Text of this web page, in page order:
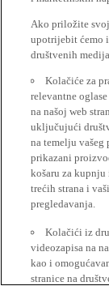
Ako priložite svoj
upotrijebit ćemo
društvenih
Kolačiće za
relevantne
na našoj web
uključujući
na temelju vašeg
prikazani
košaru za
trećih strana i
pregledavanja.
Kolačići iz
videozapisa na
kao i
stranice na